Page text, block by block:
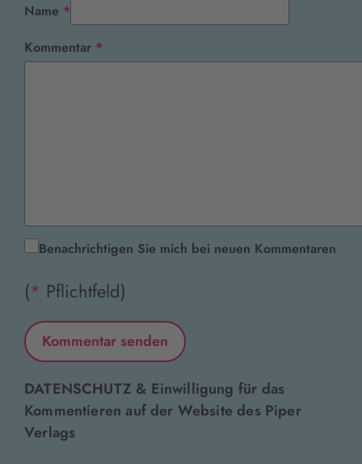
Name *
Kommentar *
Benachrichtigen Sie mich bei neuen Kommentaren
(* Pflichtfeld)
DATENSCHUTZ & Einwilligung für das
Kommentieren auf der Website des Piper
Verlags